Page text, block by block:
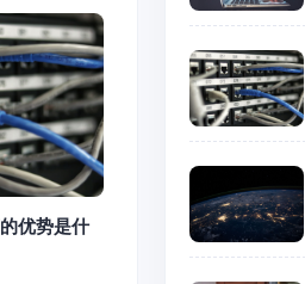
优势是什